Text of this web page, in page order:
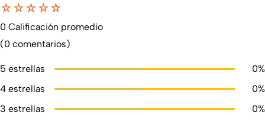
☆☆☆☆☆
0 Calificación promedio
(0 comentarios)
5 estrellas
0%
4 estrellas
0%
3 estrellas
0%